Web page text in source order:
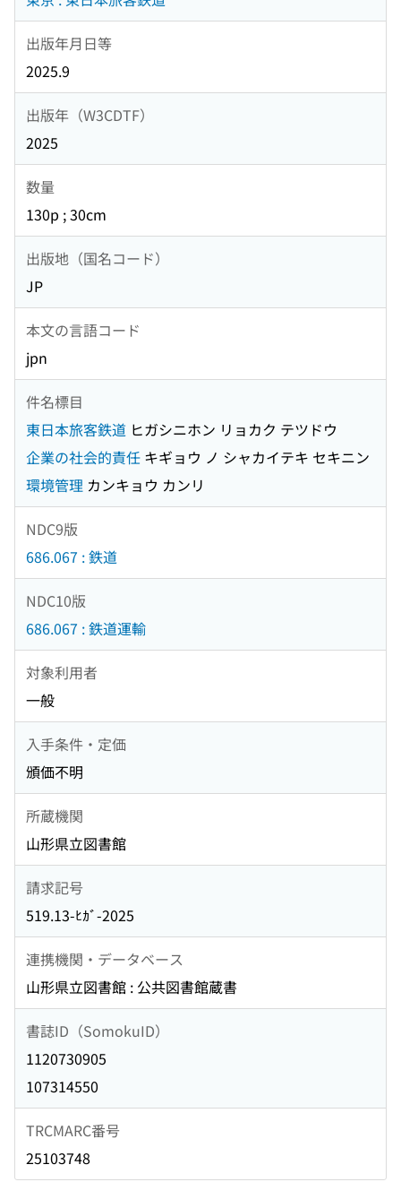
出版年月日等
2025.9
出版年（W3CDTF）
2025
数量
130p ; 30cm
出版地（国名コード）
JP
本文の言語コード
jpn
件名標目
東日本旅客鉄道 ヒガシニホン リョカク テツドウ
企業の社会的責任 キギョウ ノ シャカイテキ セキニン
環境管理 カンキョウ カンリ
NDC9版
686.067 : 鉄道
NDC10版
686.067 : 鉄道運輸
対象利用者
一般
入手条件・定価
頒価不明
所蔵機関
山形県立図書館
請求記号
519.13-ﾋｶﾞ-2025
連携機関・データベース
山形県立図書館 : 公共図書館蔵書
書誌ID（SomokuID）
1120730905
107314550
TRCMARC番号
25103748